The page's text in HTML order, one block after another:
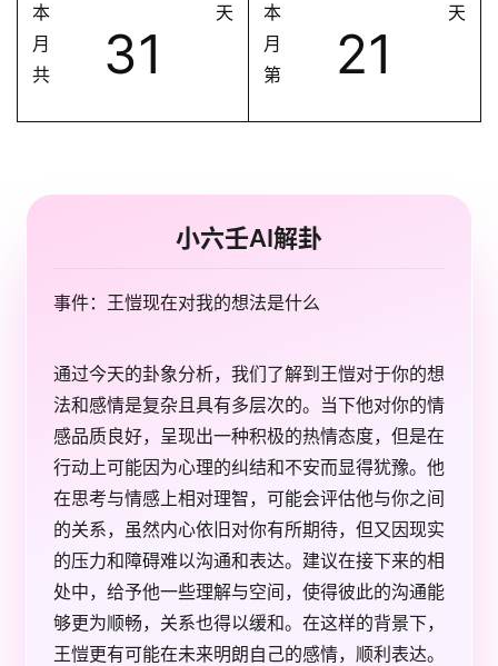
本
月
共
31
天
本
月
第
21
天
小六壬AI解卦
事件：王愷现在对我的想法是什么
通过今天的卦象分析，我们了解到王愷对于你的想
法和感情是复杂且具有多层次的。当下他对你的情
感品质良好，呈现出一种积极的热情态度，但是在
行动上可能因为心理的纠结和不安而显得犹豫。他
在思考与情感上相对理智，可能会评估他与你之间
的关系，虽然内心依旧对你有所期待，但又因现实
的压力和障碍难以沟通和表达。建议在接下来的相
处中，给予他一些理解与空间，使得彼此的沟通能
够更为顺畅，关系也得以缓和。在这样的背景下，
王愷更有可能在未来明朗自己的感情，顺利表达。